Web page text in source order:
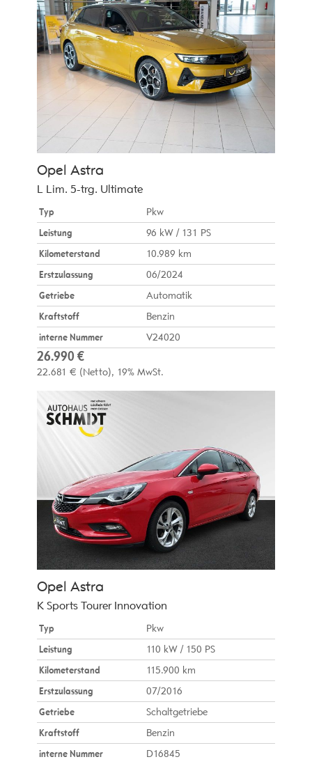
Opel Astra
L Lim. 5-trg. Ultimate
Typ
Pkw
Leistung
96 kW / 131 PS
Kilometerstand
10.989 km
Erstzulassung
06/2024
Getriebe
Automatik
Kraftstoff
Benzin
interne Nummer
V24020
26.990 €
22.681 € (Netto) 19% MwSt.
Opel Astra
K Sports Tourer Innovation
Typ
Pkw
Leistung
110 kW / 150 PS
Kilometerstand
115.900 km
Erstzulassung
07/2016
Getriebe
Schaltgetriebe
Kraftstoff
Benzin
interne Nummer
D16845